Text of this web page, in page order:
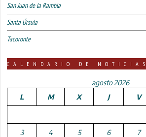
San Juan de la Rambla
Santa Úrsula
Tacoronte
CALENDARIO DE NOTICIAS
agosto 2026
L
M X J V
3 4 5 6 7